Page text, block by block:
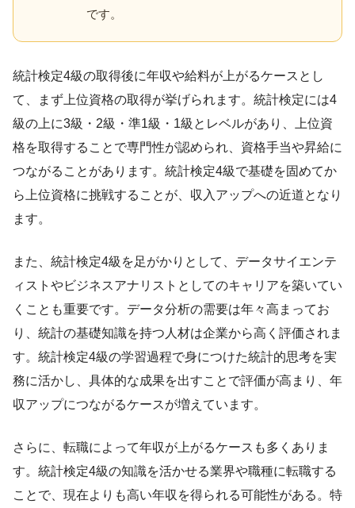
です。
統計検定4級の取得後に年収や給料が上がるケースとし
て、まず上位資格の取得が挙げられます。統計検定には4
級の上に3級・2級・準1級・1級とレベルがあり、上位資
格を取得することで専門性が認められ、資格手当や昇給に
つながることがあります。統計検定4級で基礎を固めてか
ら上位資格に挑戦することが、収入アップへの近道となり
ます。
また、統計検定4級を足がかりとして、データサイエンテ
ィストやビジネスアナリストとしてのキャリアを築いてい
くことも重要です。データ分析の需要は年々高まってお
り、統計の基礎知識を持つ人材は企業から高く評価されま
す。統計検定4級の学習過程で身につけた統計的思考を実
務に活かし、具体的な成果を出すことで評価が高まり、年
収アップにつながるケースが増えています。
さらに、転職によって年収が上がるケースも多くありま
す。統計検定4級の知識を活かせる業界や職種に転職する
ことで、現在よりも高い年収を得られる可能性がある。特